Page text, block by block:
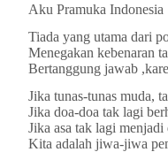
Aku Pramuka Indonesia
Tiada yang utama dari
Menegakan kebenaran
Bertanggung jawab
Jika tunas-tunas muda,
Jika doa-doa tak lagi
Jika asa tak lagi menjadi
Kita adalah jiwa-jiwa